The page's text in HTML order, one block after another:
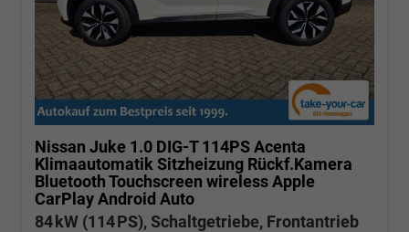
Nissan Juke 1.0 DIG-T 114PS Acenta
Klimaautomatik Sitzheizung Rückf.Kamera
Bluetooth Touchscreen wireless Apple
CarPlay Android Auto
84 kW (114 PS), Schaltgetriebe, Frontantrieb